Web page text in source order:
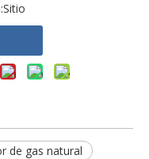
Sitio
de gas natural